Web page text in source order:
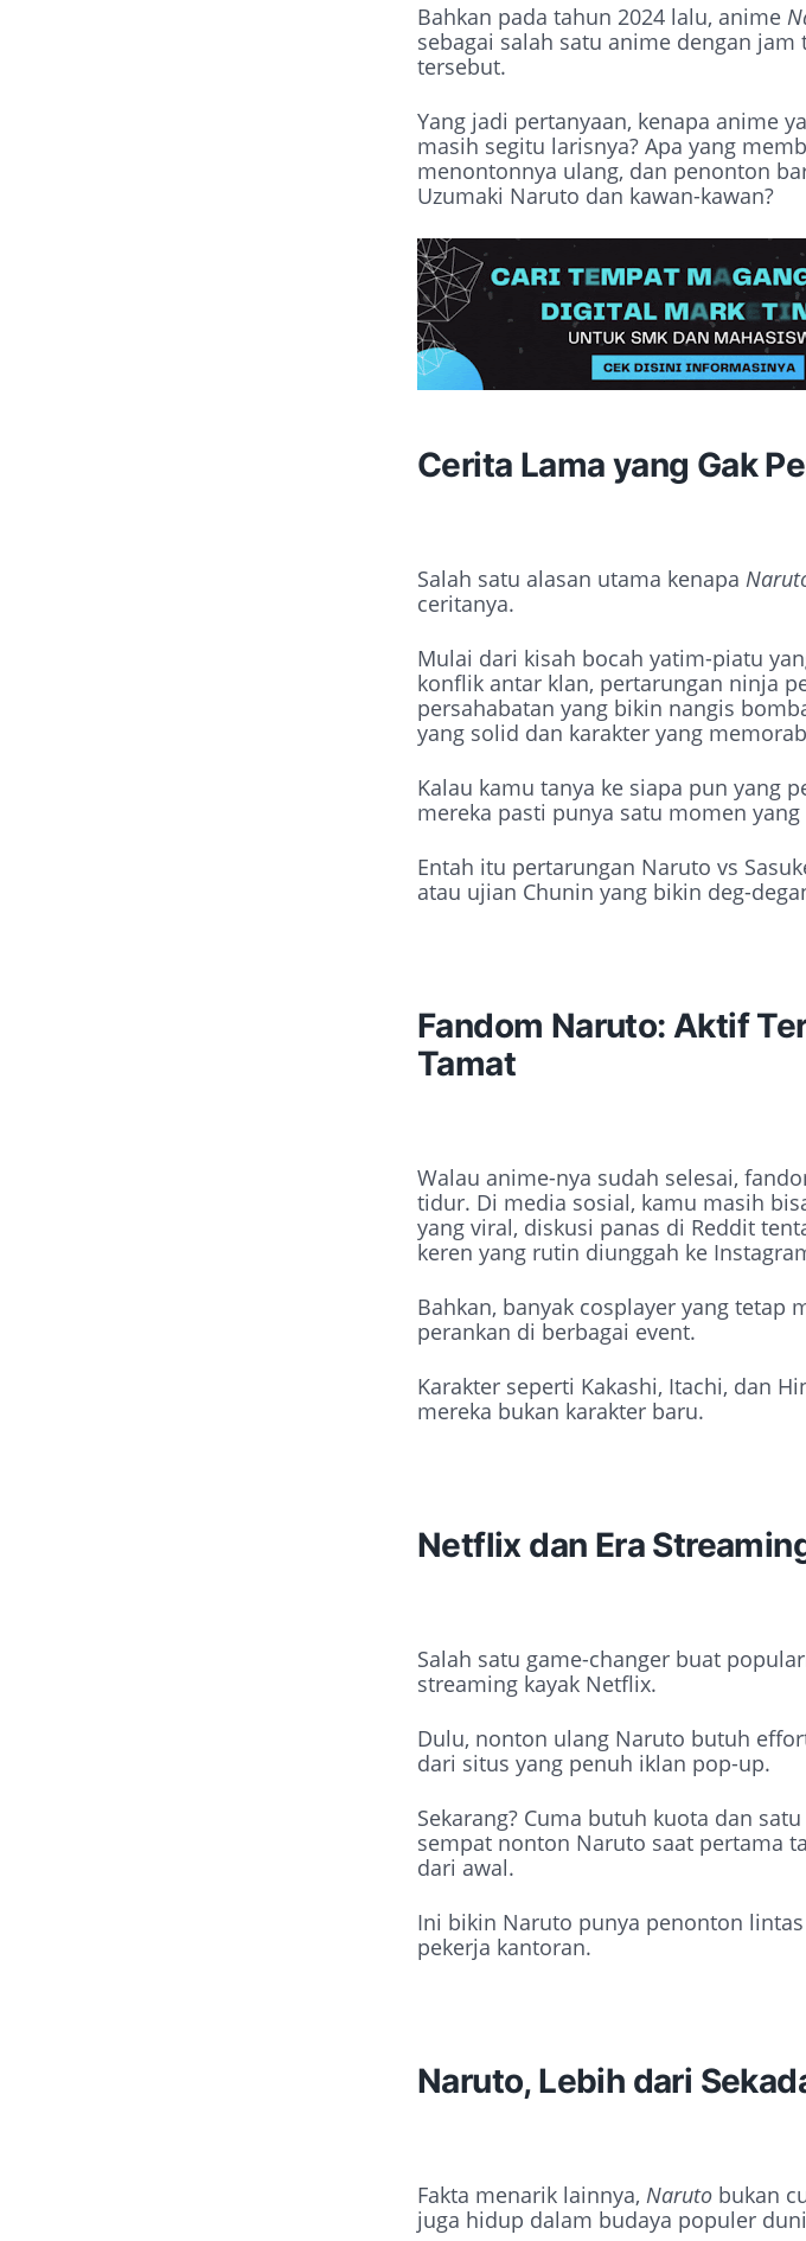
Bahkan pada tahun 2024 lalu, anime
sebagai salah satu anime dengan
tersebut.
Yang jadi pertanyaan, kenapa anime
masih segitu larisnya? Apa yang
menontonnya ulang, dan penonton
Uzumaki Naruto dan kawan-kawan?
Cerita Lama yang Gak
Salah satu alasan utama kenapa
ceritanya.
Mulai dari kisah bocah yatim-piatu
konflik antar klan, pertarungan ninja
persahabatan yang bikin nangis
yang solid dan karakter yang
Kalau kamu tanya ke siapa pun yang
mereka pasti punya satu momen
Entah itu pertarungan Naruto vs
atau ujian Chunin yang bikin deg-
Fandom Naruto: Aktif
Tamat
Walau anime-nya sudah selesai,
tidur. Di media sosial, kamu masih
yang viral, diskusi panas di Reddit
keren yang rutin diunggah ke
Bahkan, banyak cosplayer yang tetap
perankan di berbagai event.
Karakter seperti Kakashi, Itachi, dan
mereka bukan karakter baru.
Netflix dan Era
Salah satu game-changer buat
streaming kayak Netflix.
Dulu, nonton ulang Naruto butuh
dari situs yang penuh iklan pop-up.
Sekarang? Cuma butuh kuota dan
sempat nonton Naruto saat pertama
dari awal.
Ini bikin Naruto punya penonton
pekerja kantoran.
Naruto, Lebih dari
Fakta menarik lainnya, Naruto bukan
juga hidup dalam budaya populer